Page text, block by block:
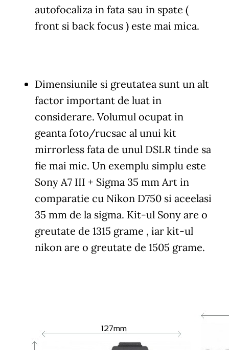
autofocaliza in fata sau in spate (
front si back focus ) este mai mica.
Dimensiunile si greutatea sunt un alt
factor important de luat in
considerare. Volumul ocupat in
geanta foto/rucsac al unui kit
mirrorless fata de unul DSLR tinde sa
fie mai mic. Un exemplu simplu este
Sony A7 III + Sigma 35 mm Art in
comparatie cu Nikon D750 si aceelasi
35 mm de la sigma. Kit-ul Sony are o
greutate de 1315 grame , iar kit-ul
nikon are o greutate de 1505 grame.